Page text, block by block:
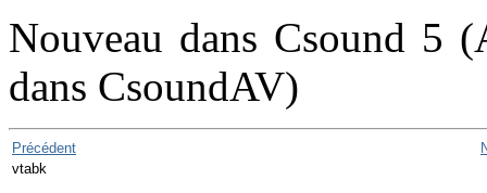
Nouveau dans Csound 5
dans CsoundAV)
Précédent
vtabk